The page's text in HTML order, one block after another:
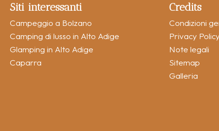
Siti interessanti
Campeggio a Bolzano
Camping di lusso in Alto Adige
Glamping in Alto Adige
Caparra
Credits
Condizioni
Privacy Policy
Note legali
Sitemap
Galleria